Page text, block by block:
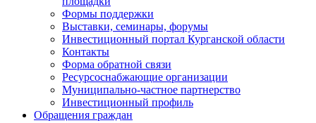
Формы поддержки
Выставки, семинары, форумы
Инвестиционный портал Курганской области
Контакты
Форма обратной связи
Ресурсоснабжающие организации
Муниципально-частное партнерство
Инвестиционный профиль
Обращения граждан